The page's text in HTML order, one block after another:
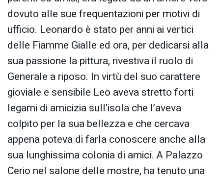
dovuto alle sue frequentazioni per motivi di
ufficio. Leonardo è stato per anni ai vertici
delle Fiamme Gialle ed ora, per dedicarsi alla
sua passione la pittura, rivestiva il ruolo di
Generale a riposo. In virtù del suo carattere
gioviale e sensibile Leo aveva stretto forti
legami di amicizia sull’isola che l’aveva
colpito per la sua bellezza e che cercava
appena poteva di farla conoscere anche alla
sua lunghissima colonia di amici. A Palazzo
Cerio nel salone delle mostre, ha tenuto una